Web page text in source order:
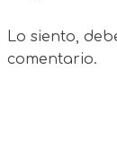
Lo siento,
comentario.